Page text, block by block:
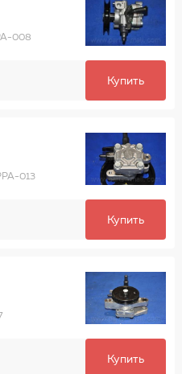
008
Купить
013
Купить
Купить